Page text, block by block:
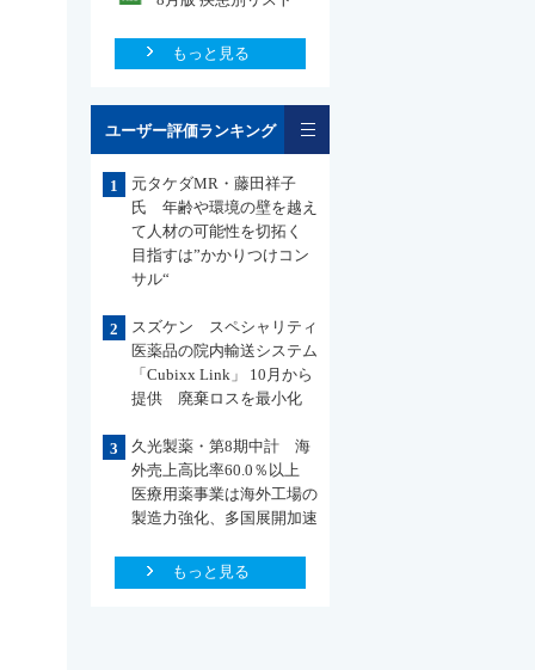
もっと見る
ユーザー評価ランキング
1
元タケダMR・藤田祥子
氏 年齢や環境の壁を越え
て人材の可能性を切拓く
目指すは”かかりつけコン
サル“
2
スズケン スペシャリティ
医薬品の院内輸送システム
「Cubixx Link」 10月から
提供 廃棄ロスを最小化
3
久光製薬・第8期中計 海
外売上高比率60.0％以上
医療用薬事業は海外工場の
製造力強化、多国展開加速
もっと見る